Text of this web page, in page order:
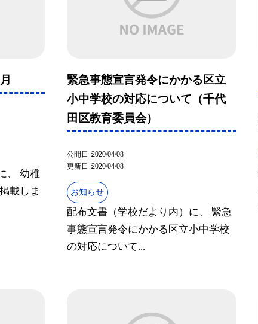
、 幼稚
載しま
緊急事態宣言発令にかかる区立
小中学校の対応について（千代
田区教育委員会）
公開日 2020/04/08
更新日 2020/04/08
お知らせ
配布文書（学校だより内）に、 緊急
事態宣言発令にかかる区立小中学校
の対応について...